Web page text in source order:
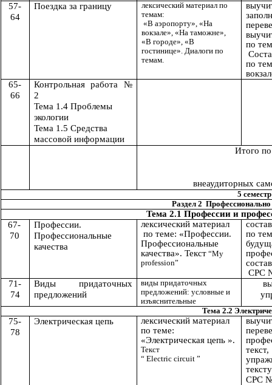
57-
64
Поездка за границу
лексический материал по
темам:
«В аэропорту», «На
вокзале», «На таможне»,
«В городе», «В
гостинице». Диалоги по
темам.
по
по
65-
66
Контрольная работа №
2
Тема 1.4 Проблемы
экологии
Тема 1.5 Средства
массовой информации
Итого по
внеаудиторных
5 семестр
Раздел 2
Тема 2.1 Профессии и
67-
70
Профессии.
Профессиональные
качества
лексический материал
по теме: «Профессии.
Профессиональные
качества». Текст “My
profession”
по
СРС
71-
74
Виды придаточных
предложений
виды придаточных
предложений: условные и
изъяснительные
Тема 2.2
75-
78
Электрическая цепь
лексический материал
по теме:
«Электрическая цепь ».
Текст
“ Electric circuit ”
тексту
СРС